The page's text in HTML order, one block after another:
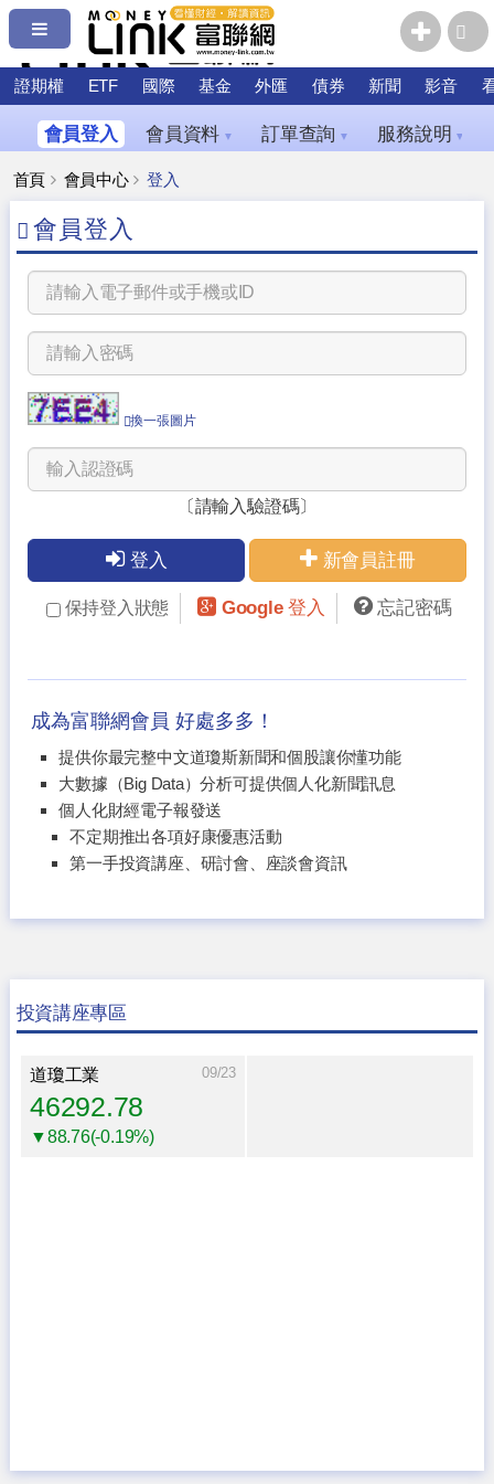
證期權 ETF 國際 基金 外匯 債券 新聞 影音
會員登入 會員資料 ▼ 訂單查詢 ▼ 服務說明 ▼
首頁 會員中心 登入
會員登入
換一張圖片
〔請輸入驗證碼〕
登入 新會員註冊
保持登入狀態 Google 登入 忘記密碼
成為富聯網會員 好處多多！
提供你最完整中文道瓊斯新聞和個股讓你懂功能
大數據（Big Data）分析可提供個人化新聞訊息
個人化財經電子報發送
不定期推出各項好康優惠活動
第一手投資講座、研討會、座談會資訊
投資講座專區
道瓊工業 09/23
46292.78
▼88.76(-0.19%)